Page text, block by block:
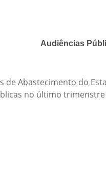
Audiências
Abastecimento do
no último